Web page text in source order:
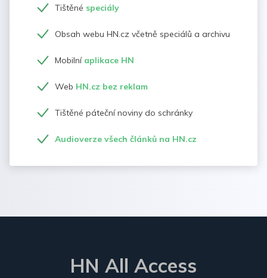
Tištěné speciály
Obsah webu HN.cz včetně speciálů a archivu
Mobilní aplikace HN
Web HN.cz bez reklam
Tištěné páteční noviny do schránky
Audioverze všech článků na HN.cz
HN All Access